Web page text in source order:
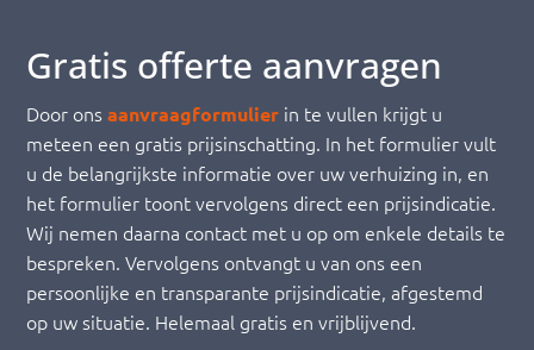
Gratis offerte aanvragen
Door onsaanvraagformulier in te vullen krijgt u
meteen een gratis prijsinschatting. In het formulier vult
u de belangrijkste informatie over uw verhuizing in, en
het formulier toont vervolgens direct een prijsindicatie.
Wij nemen daarna contact met u op om enkele details te
bespreken. Vervolgens ontvangt u van ons een
persoonlijke en transparante prijsindicatie, afgestemd
op uw situatie. Helemaal gratis en vrijblijvend.